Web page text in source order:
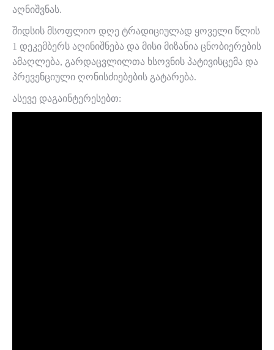
აღნიშვნას.
შიდსის მსოფლიო დღე ტრადიციულად ყოველი წლის
1 დეკემბერს აღინიშნება და მისი მიზანია ცნობიერების
ამაღლება, გარდაცვლილთა ხსოვნის პატივისცემა და
პრევენციული ღონისძიებების გატარება.
ასევე დაგაინტერესებთ: